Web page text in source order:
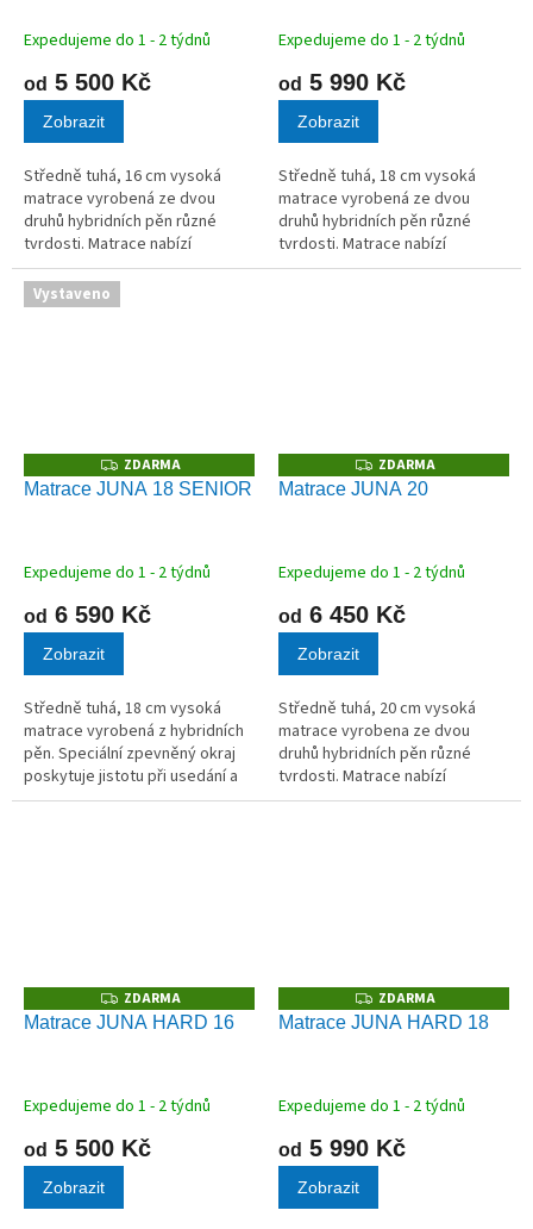
Expedujeme do 1 - 2 týdnů
od 5 500 Kč
Zobrazit
Středně tuhá, 16 cm vysoká
matrace vyrobená ze dvou
druhů hybridních pěn různé
tvrdosti. Matrace nabízí
možnost volby měkčí nebo tužší
strany.
Expedujeme do 1 - 2 týdnů
od 5 990 Kč
Zobrazit
Středně tuhá, 18 cm vysoká
matrace vyrobená ze dvou
druhů hybridních pěn různé
tvrdosti. Matrace nabízí
možnost volby měkčí nebo tužší
Vystaveno
Z
D
A
ZDARMA
Matrace JUNA 18 SENIOR
Expedujeme do 1 - 2 týdnů
od 6 590 Kč
Zobrazit
Středně tuhá, 18 cm vysoká
matrace vyrobená z hybridních
pěn. Speciální zpevněný okraj
poskytuje jistotu při usedání a
vstávání.
Z
D
A
ZDARMA
Matrace JUNA 20
Expedujeme do 1 - 2 týdnů
od 6 450 Kč
Zobrazit
Středně tuhá, 20 cm vysoká
matrace vyrobena ze dvou
druhů hybridních pěn různé
tvrdosti. Matrace nabízí
možnost volby měkčí nebo tužší
Z
D
A
ZDARMA
Matrace JUNA HARD 16
Expedujeme do 1 - 2 týdnů
od 5 500 Kč
Zobrazit
Z
D
A
ZDARMA
Matrace JUNA HARD 18
Expedujeme do 1 - 2 týdnů
od 5 990 Kč
Zobrazit